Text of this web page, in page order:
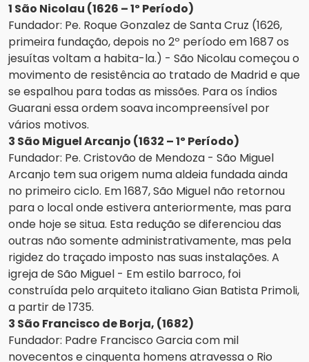
1 São Nicolau (1626 – 1º Período)
Fundador: Pe. Roque Gonzalez de Santa Cruz (1626,
primeira fundação, depois no 2º período em 1687 os
jesuítas voltam a habita-la.) - São Nicolau começou o
movimento de resistência ao tratado de Madrid e que
se espalhou para todas as missões. Para os índios
Guarani essa ordem soava incompreensível por
vários motivos.
3 São Miguel Arcanjo (1632 – 1º Período)
Fundador: Pe. Cristovão de Mendoza - São Miguel
Arcanjo tem sua origem numa aldeia fundada ainda
no primeiro ciclo. Em 1687, São Miguel não retornou
para o local onde estivera anteriormente, mas para
onde hoje se situa. Esta redução se diferenciou das
outras não somente administrativamente, mas pela
rigidez do traçado imposto nas suas instalações. A
igreja de São Miguel - Em estilo barroco, foi
construída pelo arquiteto italiano Gian Batista Primoli,
a partir de 1735.
3 São Francisco de Borja, (1682)
Fundador: Padre Francisco Garcia com mil
novecentos e cinquenta homens atravessa o Rio